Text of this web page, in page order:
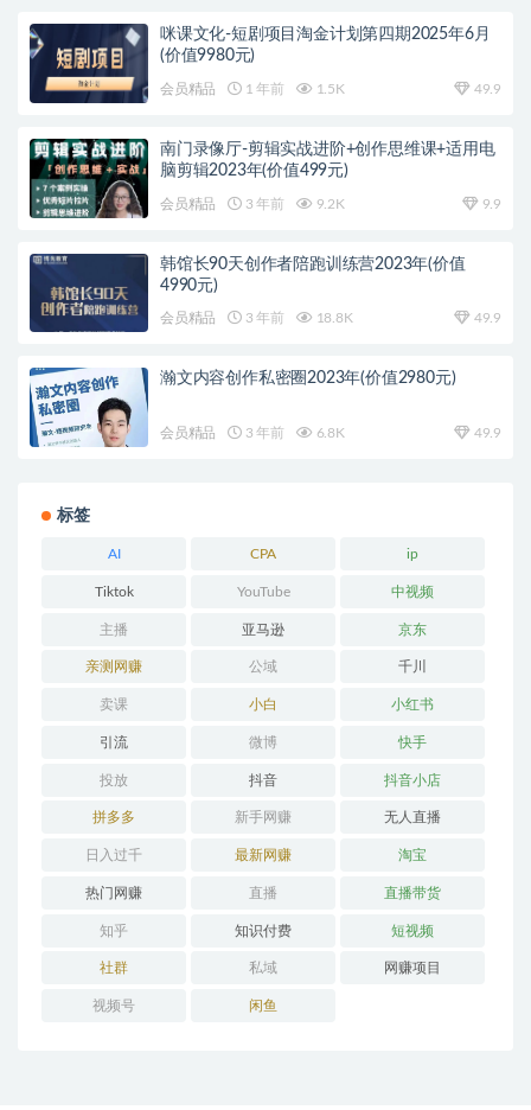
咪课文化-短剧项目淘金计划第四期2025年6月
(价值9980元)
会员精品 1 年前 1.5K 49.9
南门录像厅-剪辑实战进阶+创作思维课+适用电
脑剪辑2023年(价值499元)
会员精品 3 年前 9.2K 9.9
韩馆长90天创作者陪跑训练营2023年(价值
4990元)
会员精品 3 年前 18.8K 49.9
瀚文内容创作私密圈2023年(价值2980元)
会员精品 3 年前 6.8K 49.9
标签
AI CPA ip
Tiktok YouTube 中视频
主播 亚马逊 京东
亲测网赚 公域 千川
卖课 小白 小红书
引流 微博 快手
投放 抖音 抖音小店
拼多多 新手网赚 无人直播
日入过千 最新网赚 淘宝
热门网赚 直播 直播带货
知乎 知识付费 短视频
社群 私域 网赚项目
视频号 闲鱼